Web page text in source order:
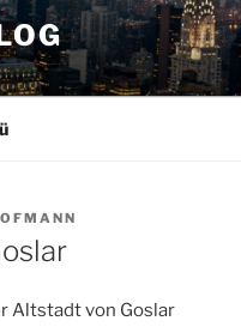
Altstadt von Goslar